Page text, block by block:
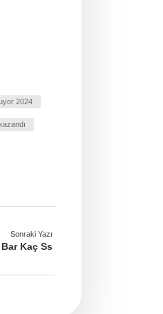
2024
Sonraki Yazı
Bar Kaç Ss